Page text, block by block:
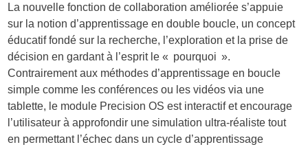
La nouvelle fonction de collaboration améliorée s’appuie
sur la notion d’apprentissage en double boucle, un concept
éducatif fondé sur la recherche, l’exploration et la prise de
décision en gardant à l’esprit le « pourquoi ».
Contrairement aux méthodes d’apprentissage en boucle
simple comme les conférences ou les vidéos via une
tablette, le module Precision OS est interactif et encourage
l’utilisateur à approfondir une simulation ultra-réaliste tout
en permettant l’échec dans un cycle d’apprentissage